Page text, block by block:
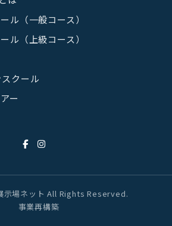
ル（一般コース）
ル（上級コース）
クール
ー
示場ネット All Rights Reserved.
事業再構築